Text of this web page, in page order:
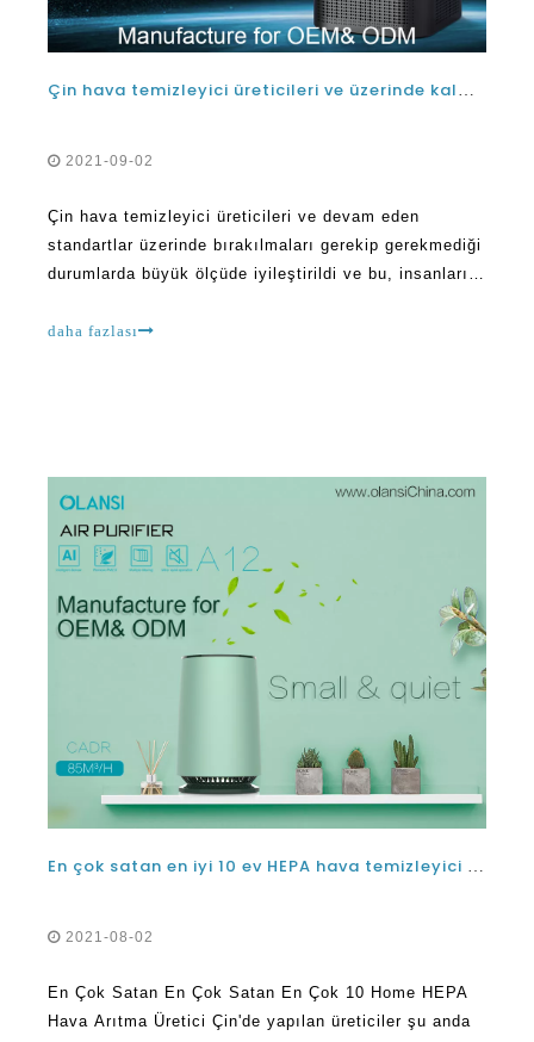
Çin hava temizleyici üreticileri ve üzerinde kalmaları gerekip gerekmediler
2021-09-02
Çin hava temizleyici üreticileri ve devam eden
standartlar üzerinde bırakılmaları gerekip gerekmediği
durumlarda büyük ölçüde iyileştirildi ve bu, insanların
gerekliliklerdeki değişime yol açtı. Bu yüzden pek çok
daha fazlası
2021-08-02
En Çok Satan En Çok Satan En Çok 10 Home HEPA
Hava Arıtma Üretici Çin'de yapılan üreticiler şu anda